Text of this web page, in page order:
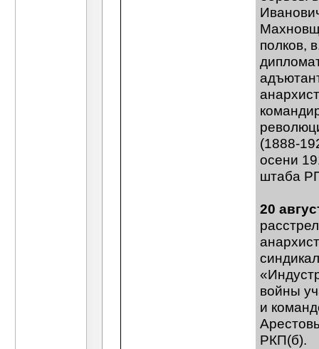
полков,
(1888-
осени
штаба
20
войны
и
РКП(б).